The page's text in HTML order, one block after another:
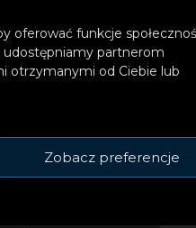
oferować funkcje
udostępniamy partnerom
otrzymanymi od Ciebie lub
Zobacz preferencje
oderwanie
sieci
stację,